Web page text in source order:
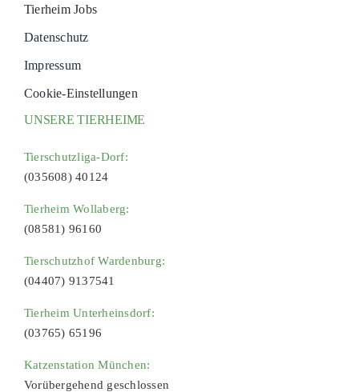
Tierheim Jobs
Datenschutz
Impressum
Cookie-Einstellungen
UNSERE TIERHEIME
Tierschutzliga-Dorf:
(035608) 40124
Tierheim Wollaberg:
(08581) 96160
Tierschutzhof Wardenburg:
(04407) 9137541
Tierheim Unterheinsdorf:
(03765) 65196
Katzenstation München:
Vorübergehend geschlossen